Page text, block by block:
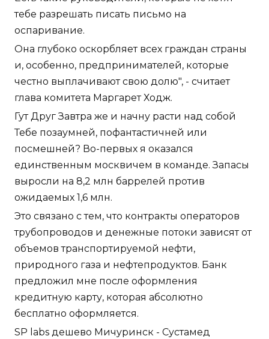
тебе разрешать писать письмо на
оспаривание.
Она глубоко оскорбляет всех граждан страны
и, особенно, предпринимателей, которые
честно выплачивают свою долю", - считает
глава комитета Маргарет Ходж.
Гут Друг Завтра же и начну расти над собой
Тебе позаумней, пофантастичней или
посмешней? Во-первых я оказался
единственным москвичем в команде. Запасы
выросли на 8,2 млн баррелей против
ожидаемых 1,6 млн.
Это связано с тем, что контракты операторов
трубопроводов и денежные потоки зависят от
объемов транспортируемой нефти,
природного газа и нефтепродуктов. Банк
предложил мне после оформления
кредитную карту, которая абсолютно
бесплатно оформляется.
SP labs дешево Мичуринск - Сустамед